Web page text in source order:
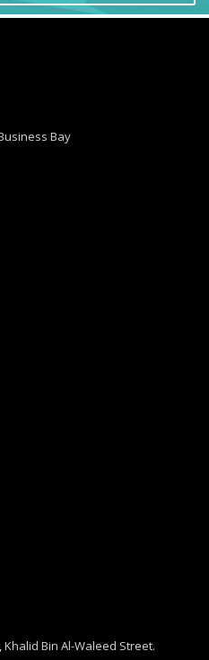
Bay
Bin Al-Waleed Street.